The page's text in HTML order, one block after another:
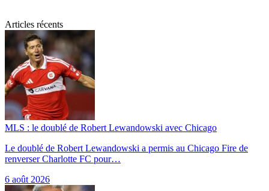
Articles récents
MLS : le doublé de Robert Lewandowski avec Chicago
Le doublé de Robert Lewandowski a permis au Chicago Fire de
renverser Charlotte FC pour…
6 août 2026